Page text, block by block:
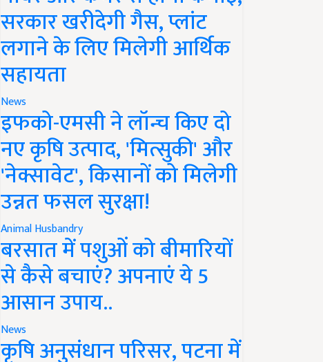
सरकार खरीदेगी गैस, प्लांट
लगाने के लिए मिलेगी आर्थिक
सहायता
News
इफको-एमसी ने लॉन्च किए दो
नए कृषि उत्पाद, 'मित्सुकी' और
'नेक्सावेट', किसानों को मिलेगी
उन्नत फसल सुरक्षा!
Animal Husbandry
बरसात में पशुओं को बीमारियों
से कैसे बचाएं? अपनाएं ये 5
आसान उपाय..
News
कृषि अनुसंधान परिसर, पटना में